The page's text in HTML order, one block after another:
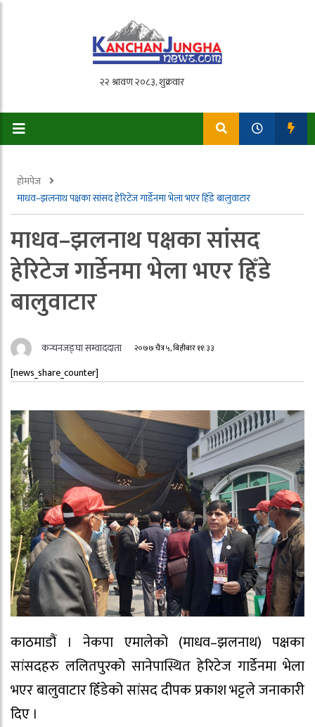
होमपेज
माधव–झलनाथ पक्षका सांसद हेरिटेज गार्डेनमा भेला भएर हिँडे बालुवाटार
माधव–झलनाथ पक्षका सांसद
हेरिटेज गार्डेनमा भेला भएर हिँडे
बालुवाटार
कन्चनजङ्घा सम्वाददाता २०७७ चैत्र ५, बिहीबार ११:३३
[news_share_counter]
काठमाडौं । नेकपा एमालेको (माधव–झलनाथ) पक्षका
सांसदहरु ललितपुरको सानेपास्थित हेरिटेज गार्डेनमा भेला
भएर बालुवाटार हिँडेको सांसद दीपक प्रकाश भट्टले जनाकारी
दिए ।